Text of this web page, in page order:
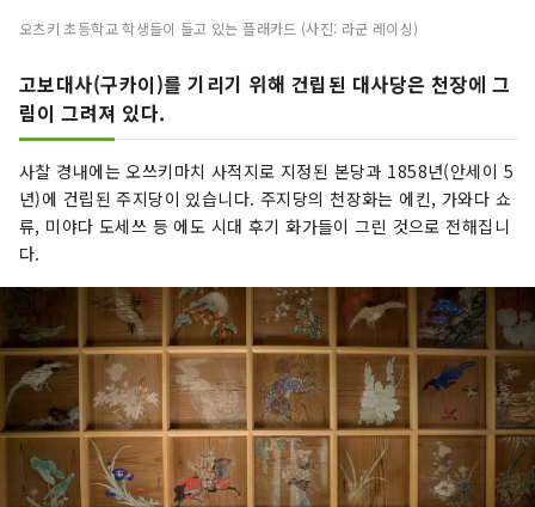
오츠키 초등학교 학생들이 들고 있는 플래카드 (사진: 라군 레이싱)
고보대사(구카이)를 기리기 위해 건립된 대사당은 천장에 그
림이 그려져 있다.
사찰 경내에는 오쓰키마치 사적지로 지정된 본당과 1858년(안세이 5
년)에 건립된 주지당이 있습니다. 주지당의 천장화는 에킨, 가와다 쇼
류, 미야다 도세쓰 등 에도 시대 후기 화가들이 그린 것으로 전해집니
다.